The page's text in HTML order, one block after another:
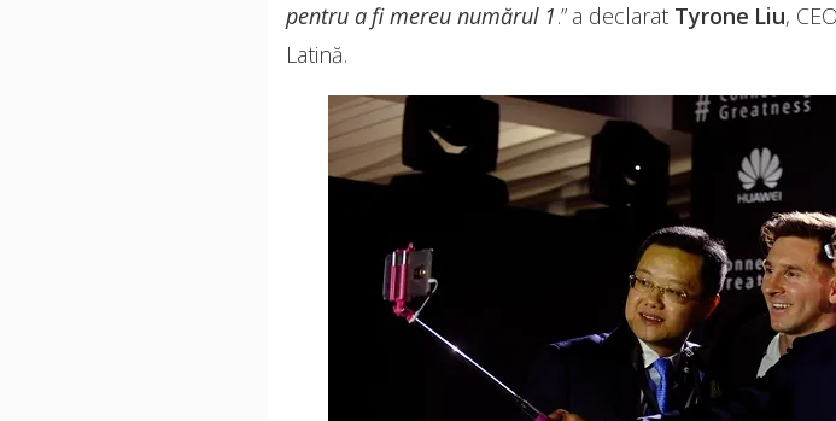
pentru a fi mereu numărul 1.” a declarat Tyrone Liu,
Latină.